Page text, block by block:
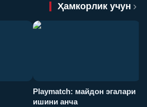
Ҳамкорлик учун
Playmatch: майдон эгалари
ишини анча